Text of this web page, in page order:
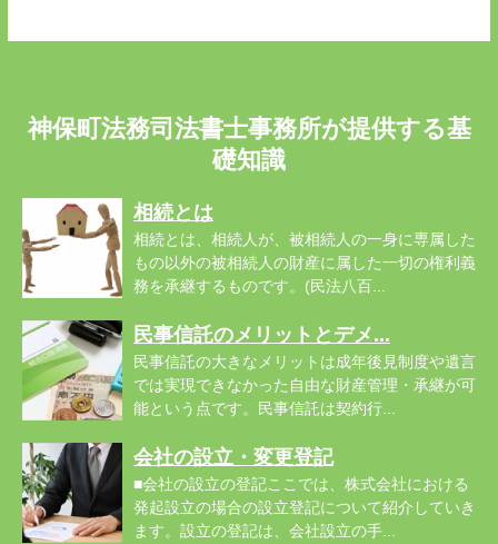
神保町法務司法書士事務所が提供する基
礎知識
相続とは
相続とは、相続人が、被相続人の一身に専属した
もの以外の被相続人の財産に属した一切の権利義
務を承継するものです。(民法八百...
民事信託のメリットとデメ...
民事信託の大きなメリットは成年後見制度や遺言
では実現できなかった自由な財産管理・承継が可
能という点です。民事信託は契約行...
会社の設立・変更登記
■会社の設立の登記ここでは、株式会社における
発起設立の場合の設立登記について紹介していき
ます。設立の登記は、会社設立の手...